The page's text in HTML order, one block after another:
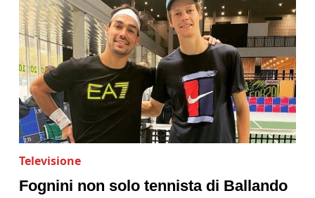
Televisione
Fognini non solo tennista di Ballando